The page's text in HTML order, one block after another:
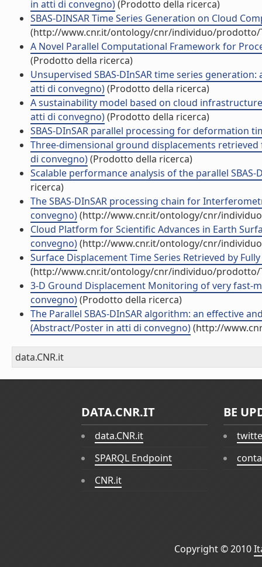
in atti di convegno)(Prodotto della ricerca)
SBAS-DINSAR Time Series Generation on Cloud
(http://www.cnr.it/ontology/cnr/individuo/prodotto/
A Novel Parallel Computational Framework for
(Prodotto della ricerca)
Unsupervised SBAS-DInSAR time series
atti di convegno)(Prodotto della ricerca)
A sustainability model based on cloud
atti di convegno)(Prodotto della ricerca)
SBAS-DInSAR parallel processing for deformation
Three-dimensional ground displacements
di convegno)(Prodotto della ricerca)
Scalable performance analysis of the parallel
ricerca)
The SBAS-DInSAR processing chain for
convegno)(http://www.cnr.it/ontology/cnr/
Cloud Platform for Scientific Advances in Earth
convegno)(http://www.cnr.it/ontology/cnr/
Surface Displacement Time Series Retrieved by
(http://www.cnr.it/ontology/cnr/individuo/prodotto/
3-D Ground Displacement Monitoring of very fast-
convegno)(Prodotto della ricerca)
The Parallel SBAS-DInSAR algorithm: an effective
(Abstract/Poster in atti di convegno)(http://
data.CNR.it
DATA.CNR.IT
data.CNR.it
SPARQL Endpoint
CNR.it
BE
Copyright © 2010